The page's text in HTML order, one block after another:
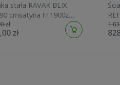
stała RAVAK BLIX
cmsatyna H 1900z
anticalc 9BH70U00Z1
zł
zł
1